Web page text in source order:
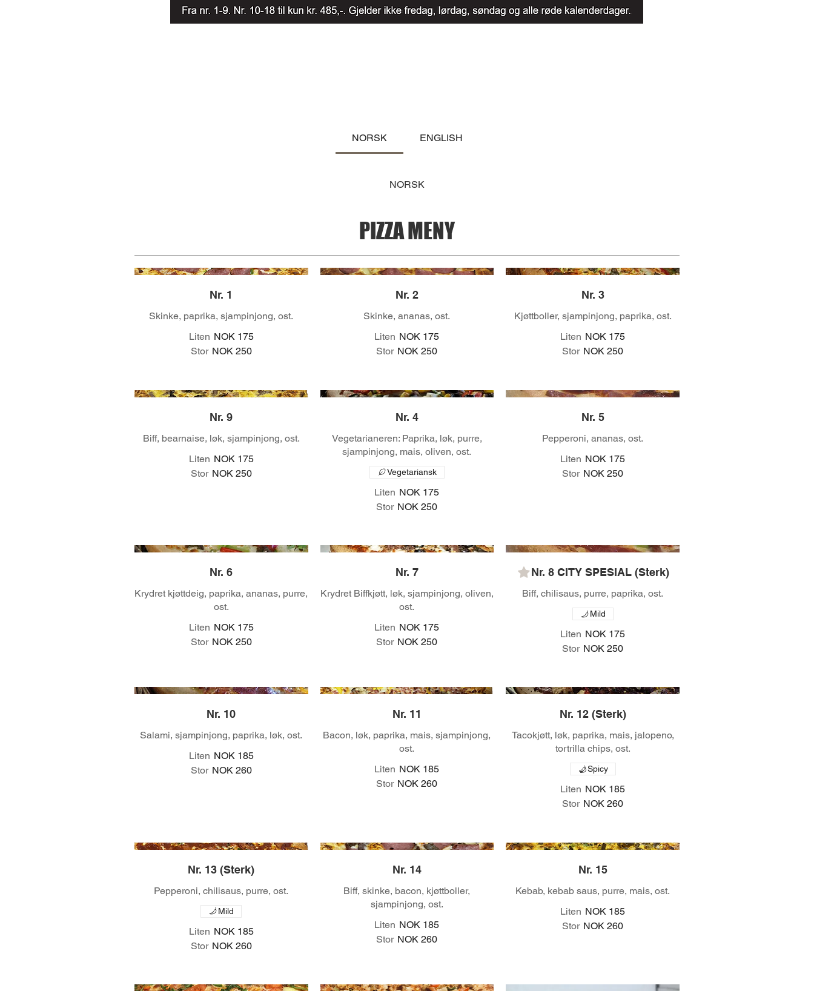
NORSK ENGLISH
NORSK
PIZZA MENY
Nr. 1
Skinke, paprika, sjampinjong, ost.
Liten NOK 175
Stor NOK 250
Nr. 2
Skinke, ananas, ost.
Liten NOK 175
Stor NOK 250
Nr. 3
Kjøttboller, sjampinjong, paprika, ost.
Liten NOK 175
Stor NOK 250
Nr. 9
Biff, bearnaise, løk, sjampinjong, ost.
Liten NOK 175
Stor NOK 250
Nr. 4
Vegetarianeren: Paprika, løk, purre,
sjampinjong, mais, oliven, ost.
Liten NOK 175
Stor NOK 250
Vegetariansk
Nr. 5
Pepperoni, ananas, ost.
Liten NOK 175
Stor NOK 250
Nr. 6
Krydret kjøttdeig, paprika, ananas, purre,
ost.
Liten NOK 175
Stor NOK 250
Nr. 7
Krydret Biffkjøtt, løk, sjampinjong, oliven,
ost.
Liten NOK 175
Stor NOK 250
Nr. 8 CITY SPESIAL (Sterk)
Biff, chilisaus, purre, paprika, ost.
Liten NOK 175
Stor NOK 250
Mild
Nr. 10
Salami, sjampinjong, paprika, løk, ost.
Liten NOK 185
Stor NOK 260
Nr. 11
Bacon, løk, paprika, mais, sjampinjong,
ost.
Liten NOK 185
Stor NOK 260
Nr. 12 (Sterk)
Tacokjøtt, løk, paprika, mais, jalopeno,
tortrilla chips, ost.
Liten NOK 185
Stor NOK 260
Spicy
Nr. 13 (Sterk)
Pepperoni, chilisaus, purre, ost.
Liten NOK 185
Stor NOK 260
Mild
Nr. 14
Biff, skinke, bacon, kjøttboller,
sjampinjong, ost.
Liten NOK 185
Stor NOK 260
Nr. 15
Kebab, kebab saus, purre, mais, ost.
Liten NOK 185
Stor NOK 260